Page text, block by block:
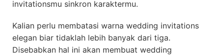
invitationsmu sinkron karaktermu.
Kalian perlu membatasi warna wedding invitations
elegan biar tidaklah lebih banyak dari tiga.
Disebabkan hal ini akan membuat wedding